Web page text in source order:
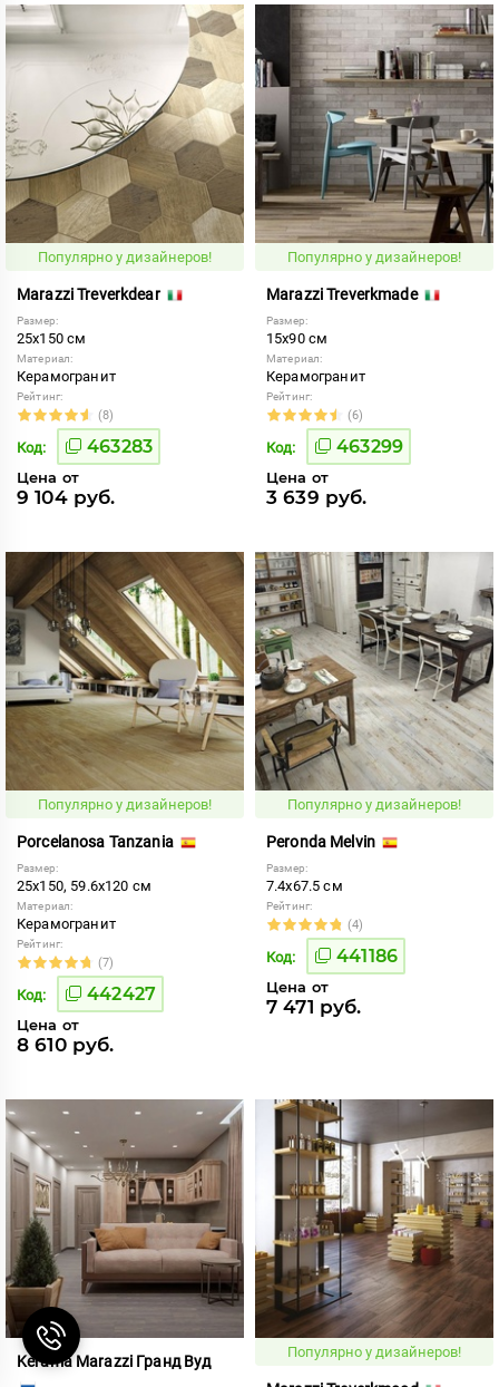
Популярно у дизайнеров!
Marazzi Treverkdear
Размер:
25x150 см
Материал:
Керамогранит
Рейтинг:
(8)
Код: 463283
Цена от
9 104 руб.
Популярно у дизайнеров!
Marazzi Treverkmade
Размер:
15x90 см
Материал:
Керамогранит
Рейтинг:
(6)
Код: 463299
Цена от
3 639 руб.
Популярно у дизайнеров!
Porcelanosa Tanzania
Размер:
25x150, 59.6x120 см
Материал:
Керамогранит
Рейтинг:
(7)
Код: 442427
Цена от
8 610 руб.
Популярно у дизайнеров!
Peronda Melvin
Размер:
7.4x67.5 см
Рейтинг:
(4)
Код: 441186
Цена от
7 471 руб.
Kerama Marazzi Гранд Вуд
Популярно у дизайнеров!